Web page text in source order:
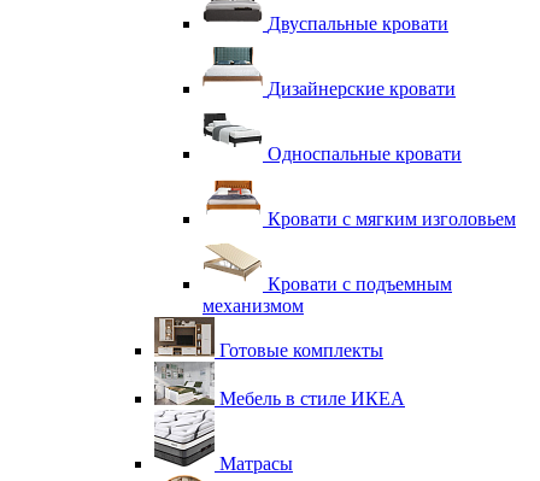
Двуспальные кровати
Дизайнерские кровати
Односпальные кровати
Кровати с мягким изголовьем
Кровати с подъемным
механизмом
Готовые комплекты
Мебель в стиле ИКЕА
Матрасы